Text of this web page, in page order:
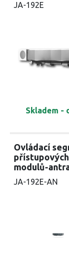
JA-192E
Skladem -
Ovládací
přístupových
modulů-
JA-192E-AN